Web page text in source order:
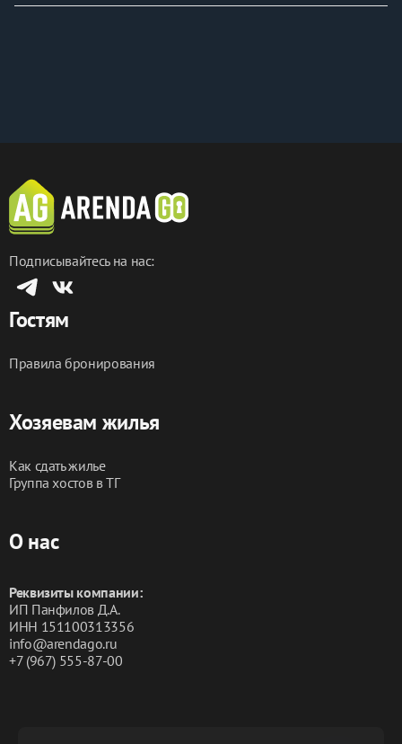
Подписывайтесь на нас:
Гостям
Правила бронирования
Хозяевам жилья
Как сдать жилье
Группа хостов в ТГ
О нас
Реквизиты компании:
ИП Панфилов Д.А.
ИНН 151100313356
info@arendago.ru
+7 (967) 555-87-00